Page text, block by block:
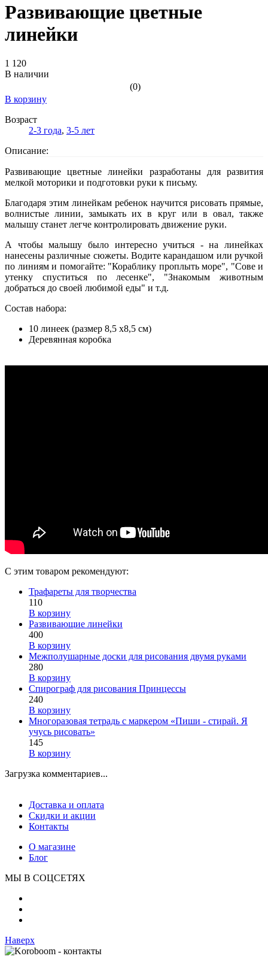
Развивающие цветные
линейки
1 120
В наличии
(0)
В корзину
Возраст
2-3 года, 3-5 лет
Описание:
Развивающие цветные линейки разработаны для развития
мелкой моторики и подготовки руки к письму.
Благодаря этим линейкам ребенок научится рисовать прямые,
волнистые линии, замыкать их в круг или в овал, также
малышу станет легче контролировать движение руки.
А чтобы малышу было интересно учиться - на линейках
нанесены различные сюжеты. Водите карандашом или ручкой
по линиям и помогайте: "Кораблику проплыть море", "Сове и
утенку спуститься по лесенке", "Знакомым животным
добраться до своей любимой еды" и т.д.
Состав набора:
10 линеек (размер 8,5 x8,5 см)
Деревянная коробка
С этим товаром рекомендуют:
Трафареты для творчества
110
В корзину
Развивающие линейки
400
В корзину
Межполушарные доски для рисования двумя руками
280
В корзину
Спирограф для рисования Принцессы
240
В корзину
Многоразовая тетрадь с маркером «Пиши - стирай. Я
учусь рисовать»
145
В корзину
Загрузка комментариев...
Доставка и оплата
Скидки и акции
Контакты
О магазине
Блог
МЫ В СОЦСЕТЯХ
Наверх